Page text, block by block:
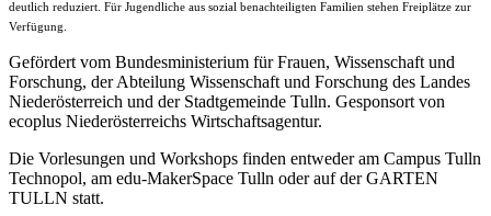
deutlich reduziert. Für Jugendliche aus sozial benachteiligten Familien stehen Freiplätze zur
Verfügung.
Gefördert vom Bundesministerium für Frauen, Wissenschaft und
Forschung, der Abteilung Wissenschaft und Forschung des Landes
Niederösterreich und der Stadtgemeinde Tulln. Gesponsort von
ecoplus Niederösterreichs Wirtschaftsagentur.
Die Vorlesungen und Workshops finden entweder am Campus Tulln
Technopol, am edu-MakerSpace Tulln oder auf der GARTEN
TULLN statt.